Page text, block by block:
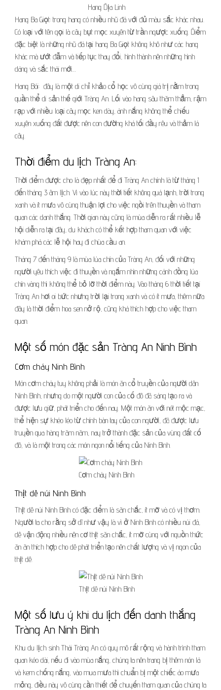
Hang Địa Linh
Hang Ba Giọt: trong hang có nhiều nhũ đá với đủ màu sắc khác nhau.
Có loại với tên gọi là cây bụt mọc xuyên từ trần ngược xuống. Điểm
đặc biệt là những nhũ đá tại hang Ba Giọt không khô như các hang
khác mà ướt đẫm và tiếp tục thay đổi, hình thành nên những hình
dáng và sắc thái mới…
Hang Bói: đây là một di chỉ khảo cổ học vô cùng giá trị nằm trong
quần thể di sản thế giới Tràng An. Lối vào hang sâu thăm thẳm, rậm
rạp với nhiều loại cây mọc ken dày, ánh nắng không thể chiếu
xuyên xuống đất được nên con đường khá tối đầy rêu và thảm lá
cây.
Thời điểm du lịch Tràng An:
Thời điểm được cho là đẹp nhất để đi Tràng An chính là từ tháng 1
đến tháng 3 âm lịch. Vì vào lúc này thời tiết không quá lạnh, trời trong
xanh và ít mưa vô cùng thuận lợi cho việc ngồi trên thuyền và tham
quan các danh thắng. Thời gian này cũng là mùa diễn ra rất nhiều lễ
hội diễn ra tại đây, du khách có thể kết hợp tham quan với việc
khám phá các lễ hội hay đi chùa cầu an.
Tháng 7 đến tháng 9 là mùa lúa chín của Tràng An, đối với những
người yêu thích việc đi thuyền và ngắm nhìn những cánh đồng lúa
chín vàng thì không thể bỏ lỡ thời điểm này. Vào tháng 6 thời tiết tại
Tràng An hơi oi bức nhưng trời lại trong xanh và có ít mưa, thêm nữa
đây là thời điểm hoa sen nở rộ, cũng khá thích hợp cho việc tham
quan.
Một số món đặc sản Tràng An Ninh Bình
Cơm cháy Ninh Bình
Món cơm cháy tuy không phải là món ăn cổ truyền của người dân
Ninh Bình, nhưng do một người con của cố đô đã sáng tạo ra và
được lưu giữ, phát triển cho đến nay. Một món ăn với nét mộc mạc,
thể hiện sự khéo léo từ chính bàn tay của con người, đã được lưu
truyền qua hàng trăm năm, nay trở thành đặc sản của vùng đất cố
đô, và là một trong các món ngon nổi tiếng của Ninh Bình.
Cơm cháy Ninh Bình
Thịt dê núi Ninh Bình
Thịt dê núi Ninh Bình có đặc điểm là săn chắc, ít mỡ và có vị thơm.
Người ta cho rằng sở dĩ như vậy là vì ở Ninh Bình có nhiều núi đá,
dê vận động nhiều nên cơ thịt săn chắc, ít mỡ cùng với nguồn thức
ăn ăn thích hợp cho dê phát triển tạo nên chất lượng và vị ngon của
thịt dê.
Thịt dê núi Ninh Bình
Một số lưu ý khi du lịch đến danh thắng
Tràng An Ninh Bình
Khu du lịch sinh Thái Tràng An có quy mô rất rộng và hành trình tham
quan kéo dài, nếu đi vào mùa nắng, chúng ta nên trang bị thêm nón lá
và kem chống nắng, vào mua mưa thì chuẩn bị một chiếc áo mưa
mỏng, điều này vô cùng cần thiết để chuyến tham quan của chúng ta